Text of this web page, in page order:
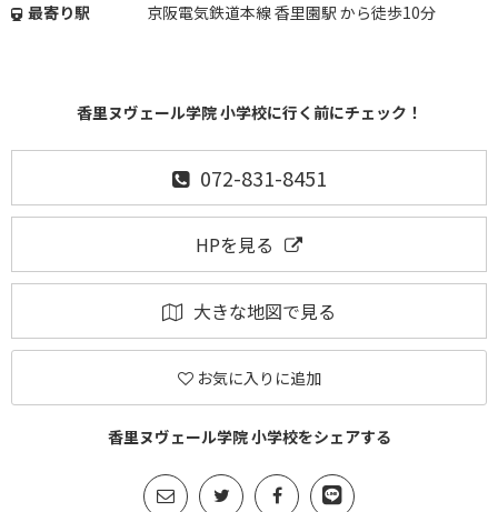
最寄り駅
京阪電気鉄道本線 香里園駅 から徒歩10分
香里ヌヴェール学院 小学校に行く前にチェック！
072-831-8451
HPを見る
大きな地図で見る
お気に入りに追加
香里ヌヴェール学院 小学校をシェアする